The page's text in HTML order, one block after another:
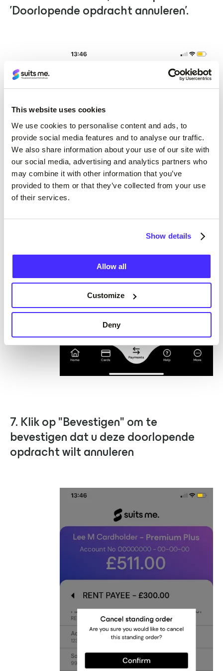
This website uses cookies
We use cookies to personalise content and ads, to
provide social media features and to analyse our traffic.
We also share information about your use of our site with
our social media, advertising and analytics partners who
may combine it with other information that you’ve
provided to them or that they’ve collected from your use
of their services.
Show details
Allow all
Customize
Deny
'Doorlopende opdracht annuleren'.
7. Klik op "Bevestigen" om te
bevestigen dat u deze doorlopende
opdracht wilt annuleren